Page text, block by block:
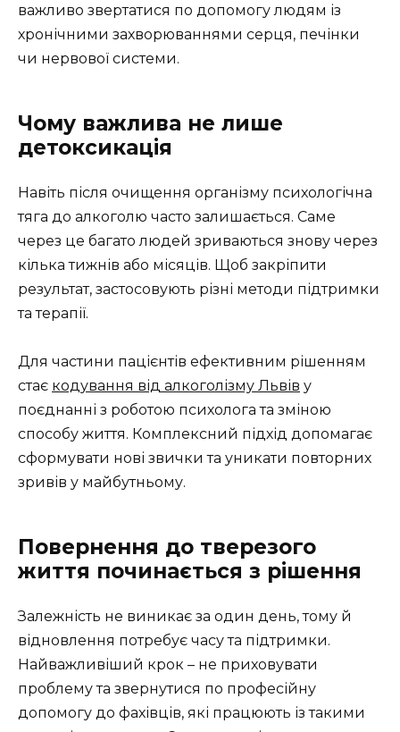
важливо звертатися по допомогу людям із
хронічними захворюваннями серця, печінки
чи нервової системи.
Чому важлива не лише
детоксикація
Навіть після очищення організму психологічна
тяга до алкоголю часто залишається. Саме
через це багато людей зриваються знову через
кілька тижнів або місяців. Щоб закріпити
результат, застосовують різні методи підтримки
та терапії.
Для частини пацієнтів ефективним рішенням
стає кодування від алкоголізму Львів у
поєднанні з роботою психолога та зміною
способу життя. Комплексний підхід допомагає
сформувати нові звички та уникати повторних
зривів у майбутньому.
Повернення до тверезого
життя починається з рішення
Залежність не виникає за один день, тому й
відновлення потребує часу та підтримки.
Найважливіший крок – не приховувати
проблему та звернутися по професійну
допомогу до фахівців, які працюють із такими